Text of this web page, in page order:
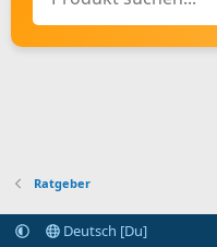
Ratgeber
Deutsch [Du]